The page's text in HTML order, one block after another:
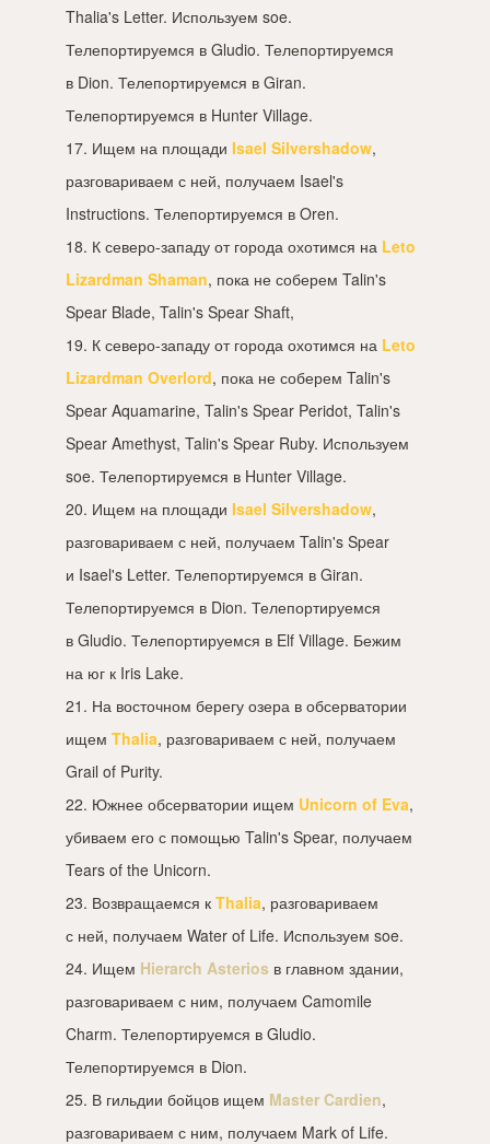
Thalia's Letter. Используем soe.
Телепортируемся в Gludio. Телепортируемся
в Dion. Телепортируемся в Giran.
Телепортируемся в Hunter Village.
17. Ищем на площади Isael Silvershadow,
разговариваем с ней, получаем Isael's
Instructions. Телепортируемся в Oren.
18. К северо-западу от города охотимся на Leto
Lizardman Shaman, пока не соберем Talin's
Spear Blade, Talin's Spear Shaft,
19. К северо-западу от города охотимся на Leto
Lizardman Overlord, пока не соберем Talin's
Spear Aquamarine, Talin's Spear Peridot, Talin's
Spear Amethyst, Talin's Spear Ruby. Используем
soe. Телепортируемся в Hunter Village.
20. Ищем на площади Isael Silvershadow,
разговариваем с ней, получаем Talin's Spear
и Isael's Letter. Телепортируемся в Giran.
Телепортируемся в Dion. Телепортируемся
в Gludio. Телепортируемся в Elf Village. Бежим
на юг к Iris Lake.
21. На восточном берегу озера в обсерватории
ищем Thalia, разговариваем с ней, получаем
Grail of Purity.
22. Южнее обсерватории ищем Unicorn of Eva,
убиваем его с помощью Talin's Spear, получаем
Tears of the Unicorn.
23. Возвращаемся к Thalia, разговариваем
с ней, получаем Water of Life. Используем soe.
24. Ищем Hierarch Asterios в главном здании,
разговариваем с ним, получаем Camomile
Charm. Телепортируемся в Gludio.
Телепортируемся в Dion.
25. В гильдии бойцов ищем Master Cardien,
разговариваем с ним, получаем Mark of Life.